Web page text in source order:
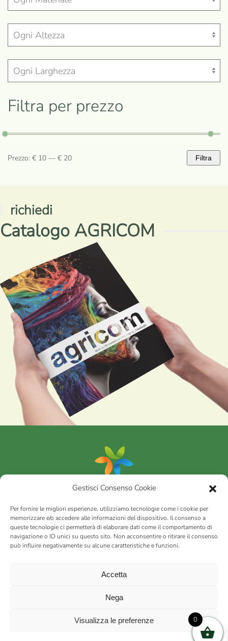
Gestisci Consenso Cookie
Per fornire le migliori esperienze, utilizziamo tecnologie come i cookie per
memorizzare e/o accedere alle informazioni del dispositivo. Il consenso a
queste tecnologie ci permetterà di elaborare dati come il comportamento di
navigazione o ID unici su questo sito. Non acconsentire o ritirare il consenso
può influire negativamente su alcune caratteristiche e funzioni.
Accetta
Nega
Visualizza le preferenze
varianti.
Le
opzioni
possono
essere
scelte
pagina
prodotto
Filtra per prezzo
Prezzo
Prezzo
Filtra
Prezzo: € 10 — € 20
richiedi
Catalogo AGRICOM
Portfolio
AGRICOMs.r.l.
via Montalbano 65 51100 Case Nuove di Masiano (PT) | codice
Int. versato | Repertorio Economico Amministrativo C.C.I.A.A. di
Privacy policy
0